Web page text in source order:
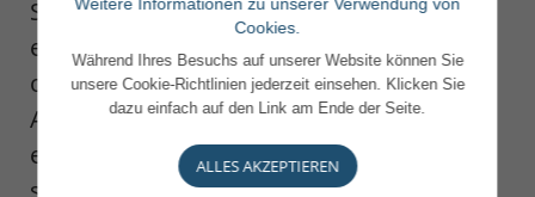
Sie wollen Ihr Portfolio diversifizieren und
es neben traditionellen Aktien, Anleihen
oder Rohstoffen auch für andere
Anlageklassen öffnen? Private Equity ist
eine Möglichkeit, Ihr Vermögen breiter zu
streuen. Mit einer Beteiligung an nicht
Weitere Informationen zu unserer Verwendung von
Cookies.
Während Ihres Besuchs auf unserer Website können Sie
unsere Cookie-Richtlinien jederzeit einsehen. Klicken Sie
dazu einfach auf den Link am Ende der Seite.
ALLES AKZEPTIEREN